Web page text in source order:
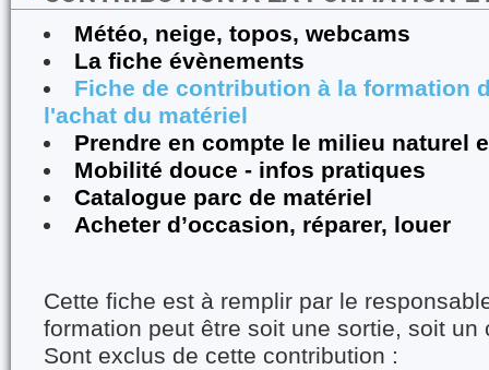
Météo, neige, topos, webcams
La fiche évènements
Fiche de contribution à la formation
l'achat du matériel
Prendre en compte le milieu naturel
Mobilité douce - infos pratiques
Catalogue parc de matériel
Acheter d’occasion, réparer, louer
Cette fiche est à remplir par le
formation peut être soit une sortie, soit un
Sont exclus de cette contribution :